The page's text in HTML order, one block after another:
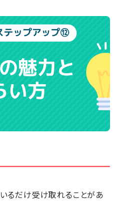
るだけ受け取れることがあ